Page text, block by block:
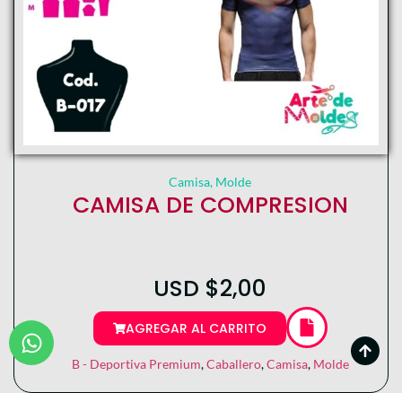
Camisa, Molde
CAMISA DE COMPRESION
USD $2,00
AGREGAR AL CARRITO
B - Deportiva Premium, Caballero, Camisa, Molde